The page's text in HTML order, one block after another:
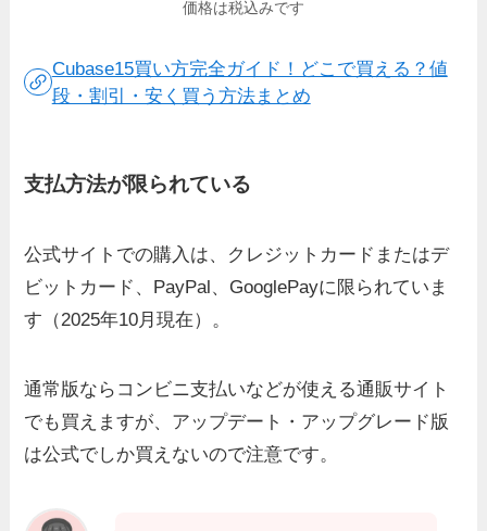
価格は税込みです
Cubase15買い方完全ガイド！どこで買える？値
段・割引・安く買う方法まとめ
支払方法が限られている
公式サイトでの購入は、クレジットカードまたはデ
ビットカード、PayPal、GooglePayに限られていま
す（2025年10月現在）。
通常版ならコンビニ支払いなどが使える通販サイト
でも買えますが、アップデート・アップグレード版
は公式でしか買えないので注意です。